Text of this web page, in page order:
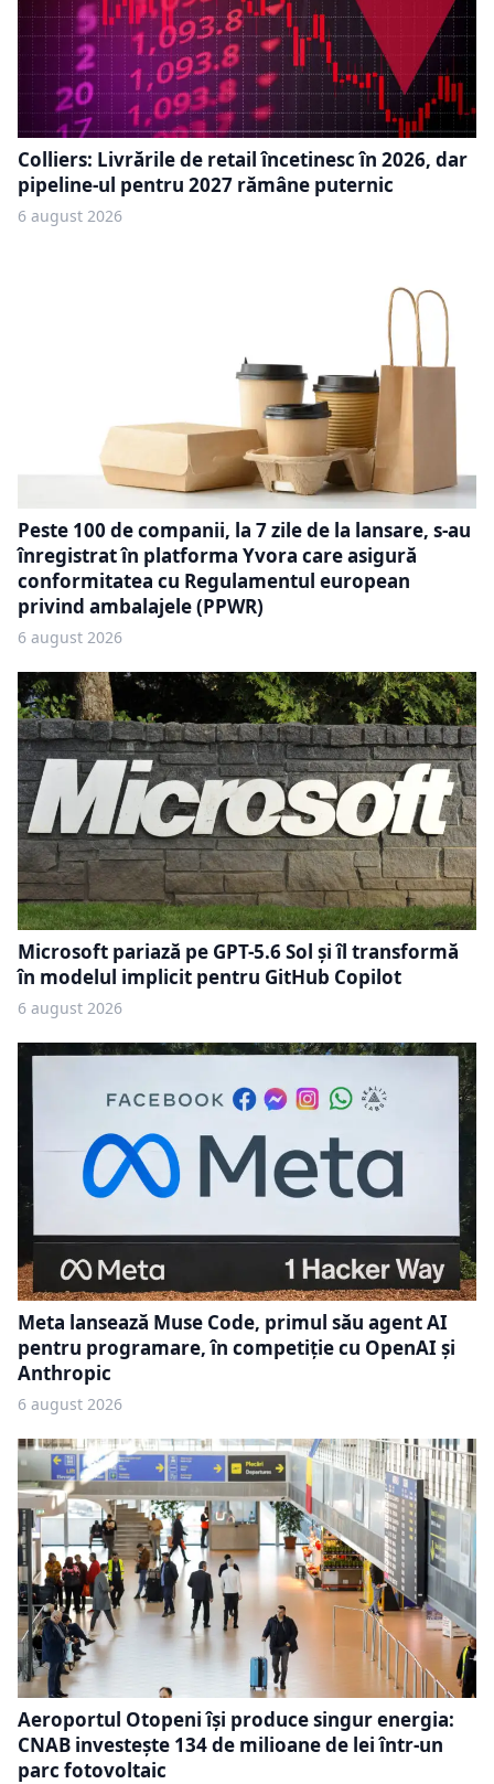
Colliers: Livrările de retail încetinesc în 2026, dar
pipeline-ul pentru 2027 rămâne puternic
6 august 2026
Peste 100 de companii, la 7 zile de la lansare, s-au
înregistrat în platforma Yvora care asigură
conformitatea cu Regulamentul european
privind ambalajele (PPWR)
6 august 2026
Microsoft pariază pe GPT-5.6 Sol și îl transformă
în modelul implicit pentru GitHub Copilot
6 august 2026
Meta lansează Muse Code, primul său agent AI
pentru programare, în competiție cu OpenAI și
Anthropic
6 august 2026
Aeroportul Otopeni își produce singur energia:
CNAB investește 134 de milioane de lei într-un
parc fotovoltaic